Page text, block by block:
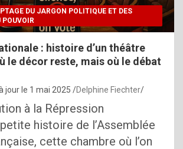
DU JARGON POLITIQUE ET DES
POUVOIR
: histoire d’un théâtre
le décor reste, mais où le débat
jour le 1 mai 2025 Delphine Fiechter
à la Répression
histoire de l’Assemblée
cette chambre où l’on